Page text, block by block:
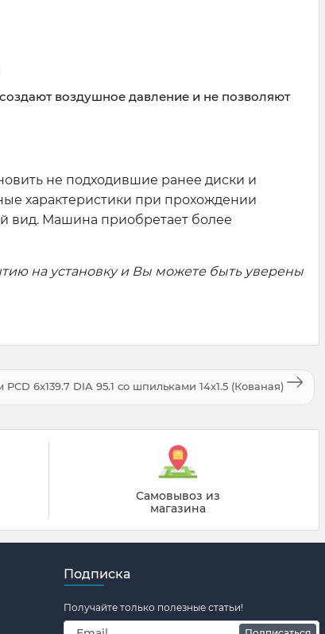
воздушное давление и не позволяют
не подходившие ранее диски и
характеристики при прохождении
вид. Машина приобретает более
на установку и Вы можете быть уверены
6x139.7 DIA 95.1 со шпильками 14x1.5 (Кованая)
Самовывоз из
магазина
Подписка
Получайте только полезные статьи!